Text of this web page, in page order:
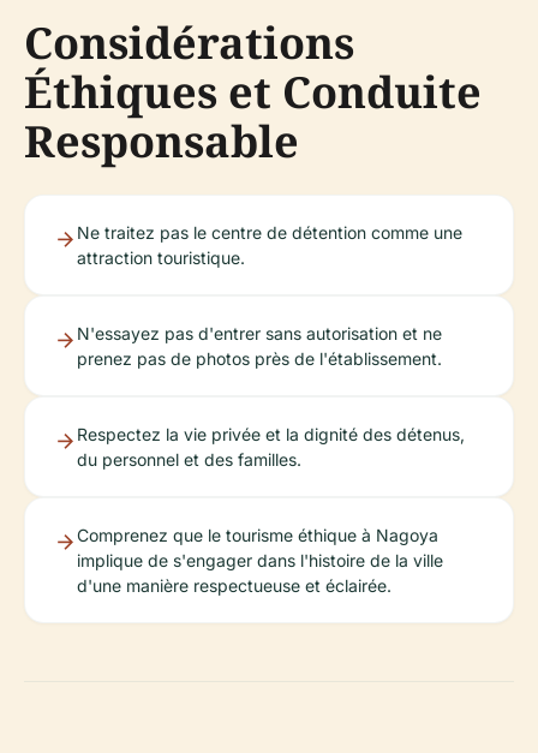
Considérations
Éthiques et Conduite
Responsable
Ne traitez pas le centre de détention comme une
attraction touristique.
N'essayez pas d'entrer sans autorisation et ne
prenez pas de photos près de l'établissement.
Respectez la vie privée et la dignité des détenus,
du personnel et des familles.
Comprenez que le tourisme éthique à Nagoya
implique de s'engager dans l'histoire de la ville
d'une manière respectueuse et éclairée.